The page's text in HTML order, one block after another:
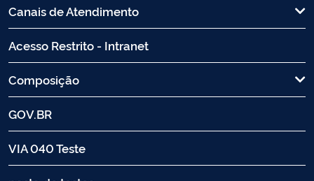
Canais de Atendimento
Acesso Restrito - Intranet
Composição
GOV.BR
VIA 040 Teste